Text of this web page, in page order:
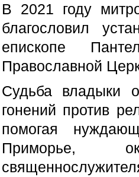
В 2021 году
благословил
епископе
Православной
Судьба владыки
гонений против
помогая
Приморье,